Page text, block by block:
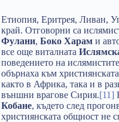
Етиопия, Еритрея, Ливан,
край. Отговорни са
Фулани, Боко Харам и
все още виталната
поведението на
обърнаха към
както в Африка, така и в
външни врагове Сирия.[11]
Кобане, където след
християнската общност не